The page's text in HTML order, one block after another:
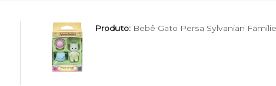
Produto:Bebê Gato Persa Sylvanian